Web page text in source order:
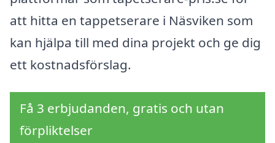
att hitta en tappetserare i Näsviken som
kan hjälpa till med dina projekt och ge dig
ett kostnadsförslag.
Få 3 erbjudanden, gratis och utan
förpliktelser